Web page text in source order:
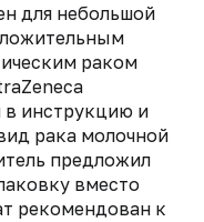
для небольшой
раком
в инструкцию и
рака молочной
предложил
вместо
рекомендован к